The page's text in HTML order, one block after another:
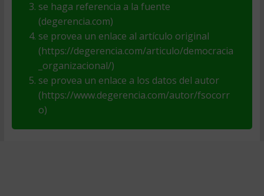
se haga referencia a la fuente
(degerencia.com)
se provea un enlace al artículo original
(https://degerencia.com/articulo/democracia
_organizacional/)
se provea un enlace a los datos del autor
(https://www.degerencia.com/autor/fsocorr
o)